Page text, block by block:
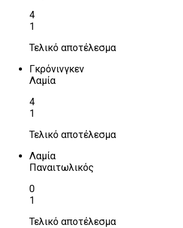
4
1
Τελικό αποτέλεσμα
Γκρόνινγκεν
Λαμία
4
1
Τελικό αποτέλεσμα
Λαμία
Παναιτωλικός
0
1
Τελικό αποτέλεσμα